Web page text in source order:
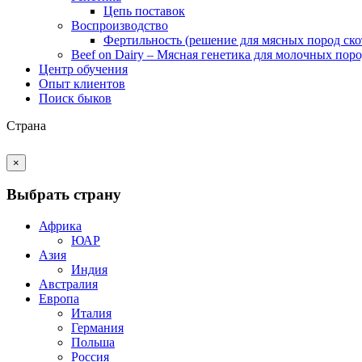
Цепь поставок
Воспроизводство
Фертильность (решение для мясных пород
Beef on Dairy – Мясная генетика для молочных
Центр обучения
Опыт клиентов
Поиск быков
Страна
×
Выбрать страну
Африка
ЮАР
Азия
Индия
Австралия
Европа
Италия
Германия
Польша
Россия